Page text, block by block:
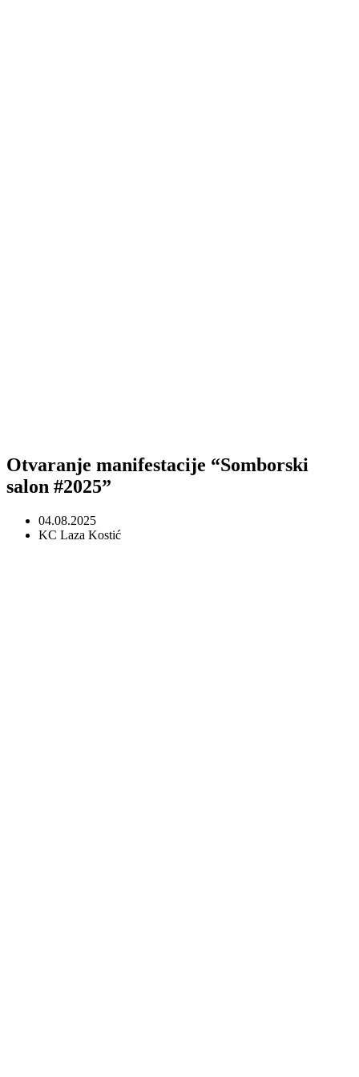
Otvaranje manifestacije “Somborski
salon #2025”
04.08.2025
KC Laza Kostić